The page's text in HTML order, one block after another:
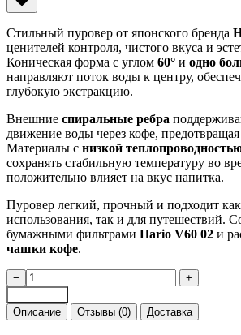
Стильный пуровер от японского бренда
ценителей контроля, чистого вкуса и
Коническая форма с углом 60° и одно
направляют поток воды к центру,
глубокую экстракцию.
Внешние спиральные ребра
движение воды через кофе, предотвращая
Материалы с низкой
сохранять стабильную температуру во
положительно влияет на вкус напитка.
Пуровер легкий, прочный и подходит
использования, так и для путешествий.
бумажными фильтрами Hario V60 02 и
чашки кофе.
Количество
товара
Пуровер
HARIO
−
+
Описание
Отзывы (0) Доставка